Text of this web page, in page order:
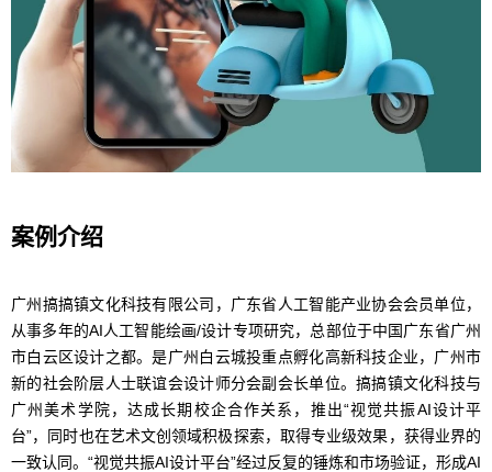
案例介绍
广州搞搞镇文化科技有限公司，广东省人工智能产业协会会员单位，
从事多年的AI人工智能绘画/设计专项研究，总部位于中国广东省广州
市白云区设计之都。是广州白云城投重点孵化高新科技企业，广州市
新的社会阶层人士联谊会设计师分会副会长单位。搞搞镇文化科技与
广州美术学院，达成长期校企合作关系，推出“视觉共振AI设计平
台”，同时也在艺术文创领域积极探索，取得专业级效果，获得业界的
一致认同。“视觉共振AI设计平台”经过反复的锤炼和市场验证，形成AI